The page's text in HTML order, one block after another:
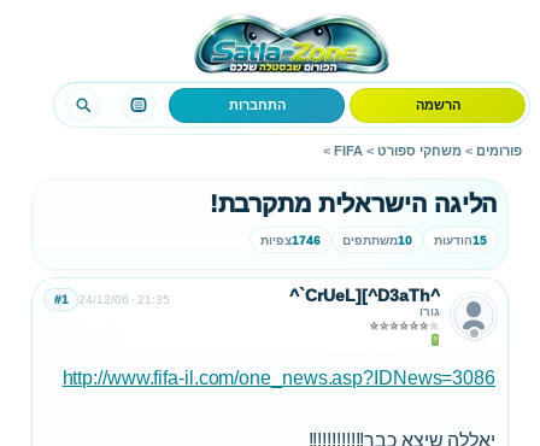
הרשמה התחברות
פורומים > משחקי ספורט >
FIFA
>
הליגה הישראלית מתקרבת!
15הודעות 10משתתפים 1746צפיות
^`CrUeL][^D3aTh^
גורו
24/12/06 21:35
#1
http://www.fifa-il.com/one_news.asp?IDNews=3086
יאללה שיצא כבר!!!!!!!!!!!!